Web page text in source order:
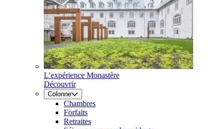
L’expérience Monastère
Découvrir
Colonne
Chambres
Forfaits
Retraites